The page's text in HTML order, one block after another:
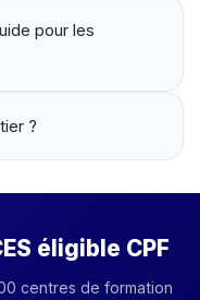
pour les
?
éligible CPF
centres de formation